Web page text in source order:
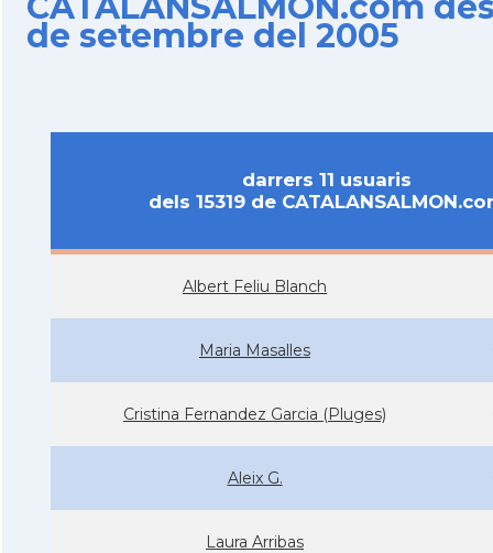
de setembre del 2005
darrers 11 usuaris
dels 15319 de
Albert Feliu Blanch
Maria Masalles
Cristina Fernandez Garcia (Pluges)
Aleix G.
Laura Arribas